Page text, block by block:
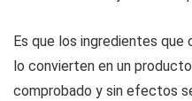
Es que los ingredientes que
lo convierten en un
comprobado y sin efectos